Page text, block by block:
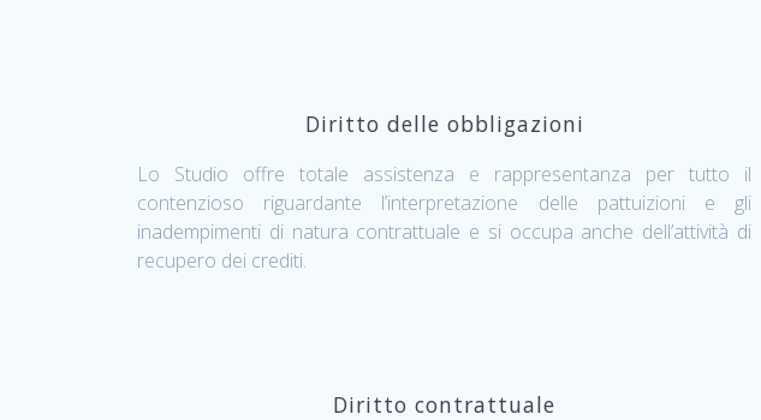
Diritto delle obbligazioni
Lo Studio offre totale assistenza e rappresentanza per tutto il
contenzioso riguardante l’interpretazione delle pattuizioni e gli
inadempimenti di natura contrattuale e si occupa anche dell’attività di
recupero dei crediti.
Diritto contrattuale